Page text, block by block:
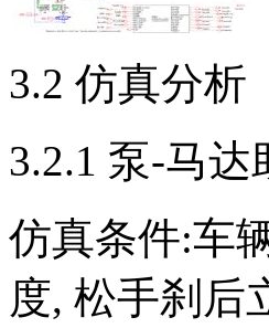
3.2 仿真分析
3.2.1 泵-马达
仿真条件:车
度, 松手刹后